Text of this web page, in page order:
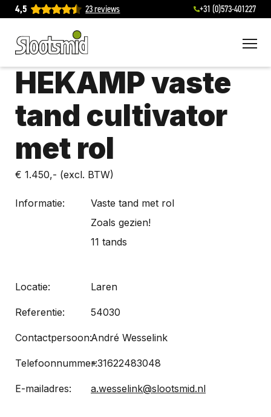
4,5 23 reviews +31 (0)573-401227
HEKAMP vaste
tand cultivator
met rol
€ 1.450,- (excl. BTW)
Informatie:
Vaste tand met rol
Zoals gezien!
11 tands
Locatie: Laren
Referentie: 54030
Contactpersoon:André Wesselink
Telefoonnummer:+31622483048
E-mailadres: a.wesselink@slootsmid.nl